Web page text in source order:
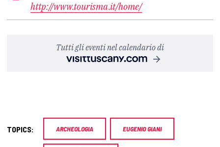
http://www.tourisma.it/home/
Tutti gli eventi nel calendario di
TOPICS: ARCHEOLOGIA EUGENIO GIANI